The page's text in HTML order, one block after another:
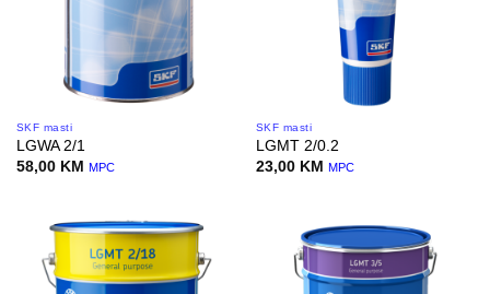
SKF masti
LGWA 2/1
58,00 KM MPC
SKF masti
LGMT 2/0.2
23,00 KM MPC